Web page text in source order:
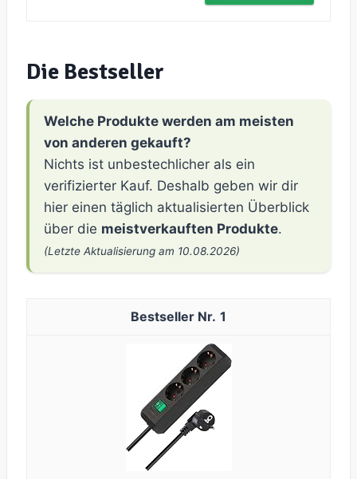
Die Bestseller
Welche Produkte werden am meisten
von anderen gekauft?
Nichts ist unbestechlicher als ein
verifizierter Kauf. Deshalb geben wir dir
hier einen täglich aktualisierten Überblick
über die meistverkauften Produkte.
(Letzte Aktualisierung am 10.08.2026)
1